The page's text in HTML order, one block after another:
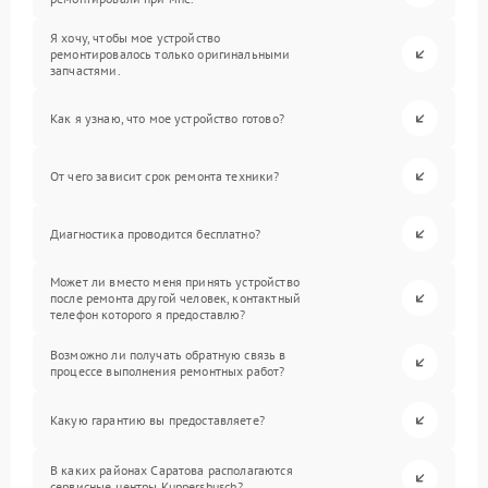
Я хочу, чтобы мое устройство
ремонтировалось только оригинальными
запчастями.
Как я узнаю, что мое устройство готово?
От чего зависит срок ремонта техники?
Диагностика проводится бесплатно?
Может ли вместо меня принять устройство
после ремонта другой человек, контактный
телефон которого я предоставлю?
Возможно ли получать обратную связь в
процессе выполнения ремонтных работ?
Какую гарантию вы предоставляете?
В каких районах Саратова располагаются